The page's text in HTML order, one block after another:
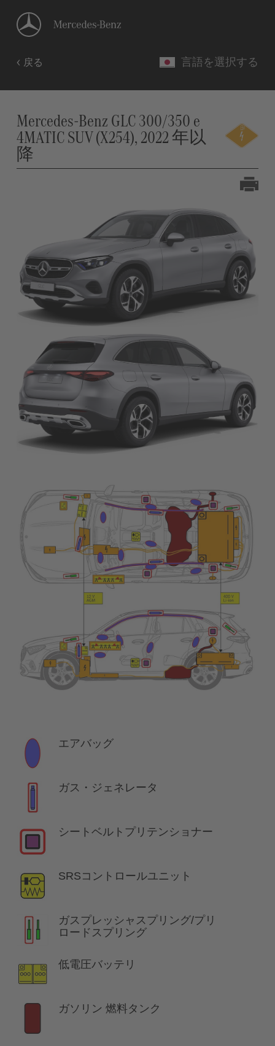
戻る 言語を選択する
Mercedes-Benz GLC 300/350 e
4MATIC SUV (X254), 2022 年以
降
エアバッグ
ガス・ジェネレータ
シートベルトプリテンショナー
SRSコントロールユニット
ガスプレッシャスプリング/プリ
ロードスプリング
低電圧バッテリ
ガソリン 燃料タンク